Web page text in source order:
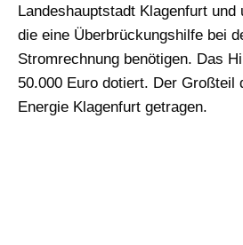
Landeshauptstadt Klagenfurt und
die eine Überbrückungshilfe bei
Stromrechnung benötigen. Das
50.000 Euro dotiert. Der Großteil
Energie Klagenfurt getragen.